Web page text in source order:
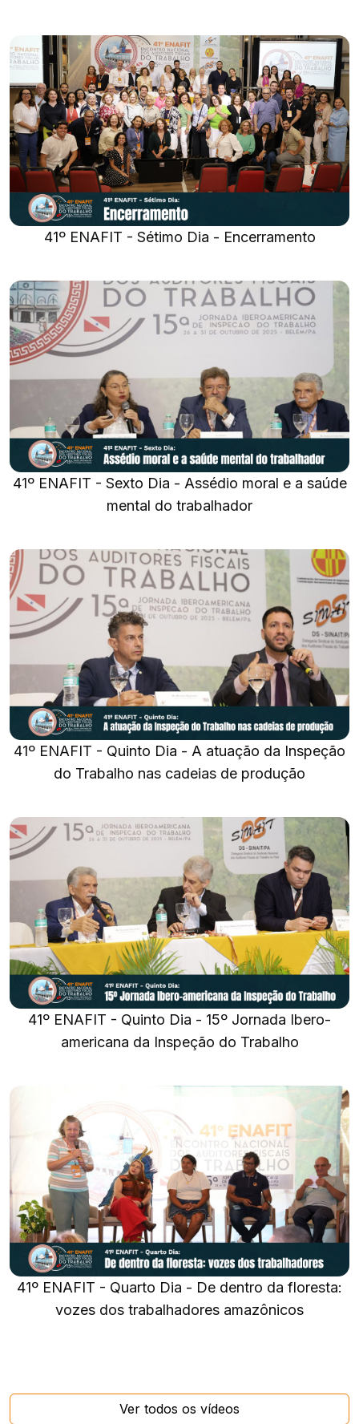
41º ENAFIT - Sétimo Dia - Encerramento
41º ENAFIT - Sexto Dia - Assédio moral e a saúde
mental do trabalhador
41º ENAFIT - Quinto Dia - A atuação da Inspeção
do Trabalho nas cadeias de produção
41º ENAFIT - Quinto Dia - 15º Jornada Ibero-
americana da Inspeção do Trabalho
41º ENAFIT - Quarto Dia - De dentro da floresta:
vozes dos trabalhadores amazônicos
Ver todos os vídeos